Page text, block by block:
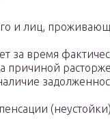
и лиц,
за время
причиной